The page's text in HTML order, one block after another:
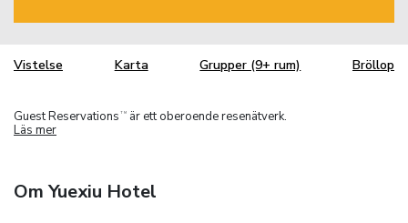
Vistelse Karta Grupper (9+ rum) Bröllop
Guest Reservations TM
är ett oberoende resenätverk.
Läs mer
Om Yuexiu Hotel